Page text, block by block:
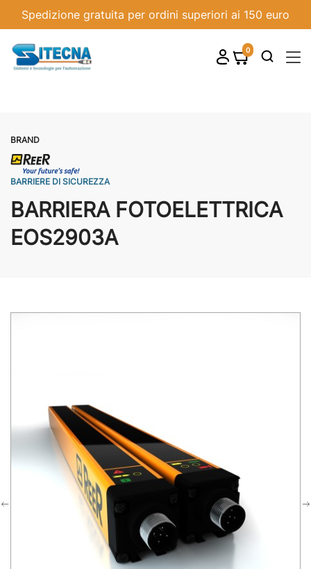
Spedizione gratuita per ordini superiori ai 150 euro
 shopping_cart0
BARRIERE DI SICUREZZA
BARRIERA FOTOELETTRICA
EOS2903A
BRAND